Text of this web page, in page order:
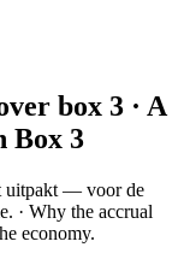
box 3 · A
Box 3
uitpakt — voor de
· Why the accrual
economy.